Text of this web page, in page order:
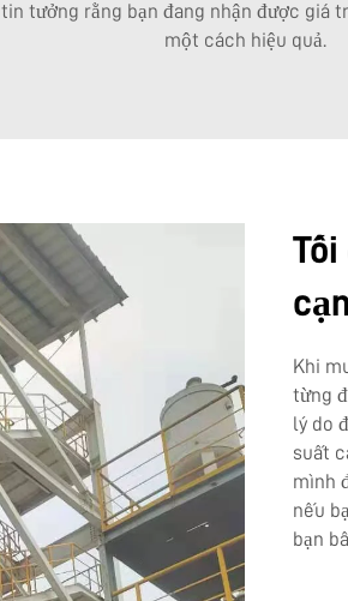
tưởng rằng bạn đang nhận được giá
một cách hiệu quả.
Khi
từng
lý do
suất
mình
nếu
bạn